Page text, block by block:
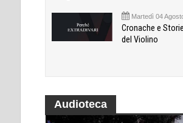
Martedì 04
Cronache e
del Violino
Audioteca